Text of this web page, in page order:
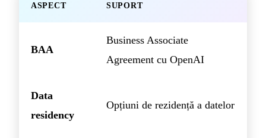
ASPECT SUPORT
BAA
Business Associate
Agreement cu OpenAI
Data
residency
Opțiuni de rezidență a datelor